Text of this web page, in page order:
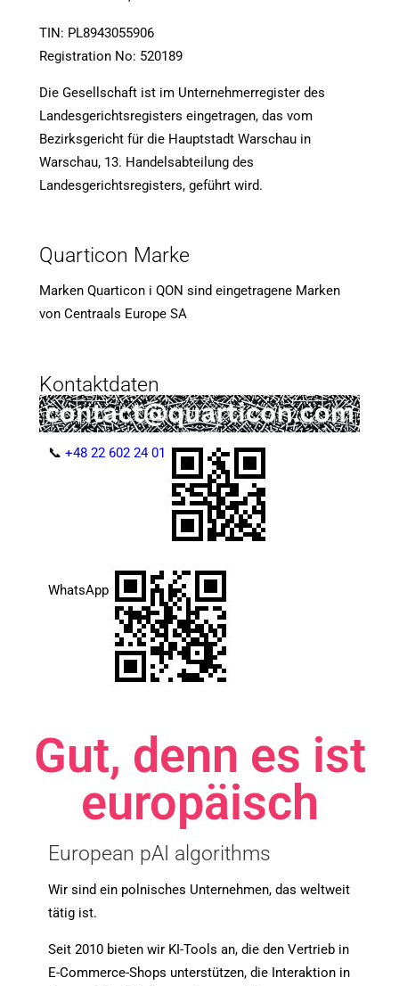
TIN: PL8943055906
Registration No: 520189
Die Gesellschaft ist im Unternehmerregister des
Landesgerichtsregisters eingetragen, das vom
Bezirksgericht für die Hauptstadt Warschau in
Warschau, 13. Handelsabteilung des
Landesgerichtsregisters, geführt wird.
Quarticon Marke
Marken Quarticon i QON sind eingetragene Marken
von Centraals Europe SA
Kontaktdaten
📞 +48 22 602 24 01
WhatsApp
Gut, denn es ist
europäisch
European pAI algorithms
Wir sind ein polnisches Unternehmen, das weltweit
tätig ist.
Seit 2010 bieten wir KI-Tools an, die den Vertrieb in
E-Commerce-Shops unterstützen, die Interaktion in